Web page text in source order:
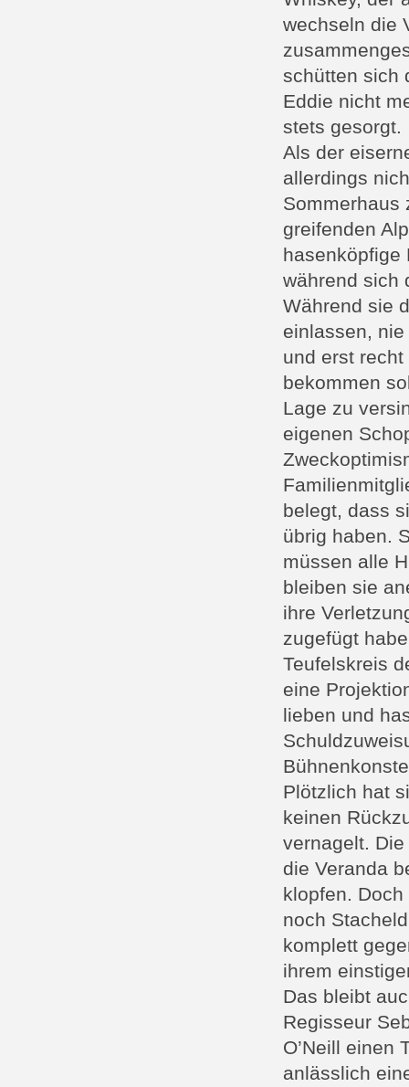
wechseln die
schütten sich
Eddie nicht
stets gesorgt.
Als der
allerdings
Sommerhaus
greifenden
hasenköpfige
während sich
Während sie
einlassen,
und erst
bekommen
Lage zu
eigenen
belegt, dass
übrig haben.
müssen alle
bleiben sie
ihre
zugefügt
Teufelskreis
eine
lieben und
Plötzlich hat
keinen
vernagelt.
die Veranda
klopfen.
noch
komplett
ihrem
Das bleibt
Regisseur
O’Neill einen
anlässlich